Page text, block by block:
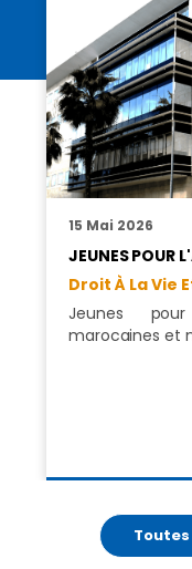
15 Mai 2026
JEUNES POUR
Droit À La Vie
Jeunes pour
marocaines et